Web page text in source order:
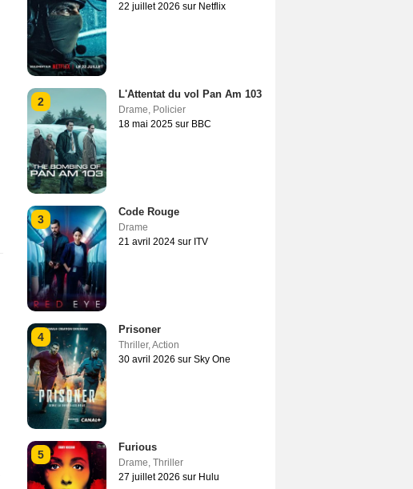
22 juillet 2026 sur Netflix
2
L'Attentat du vol Pan Am 103
Drame, Policier
18 mai 2025 sur BBC
3
Code Rouge
Drame
21 avril 2024 sur ITV
4
Prisoner
Thriller,Action
30 avril 2026 sur Sky One
5
Furious
Drame, Thriller
27 juillet 2026 sur Hulu